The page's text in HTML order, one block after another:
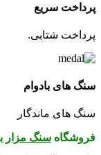
پرداخت سریع
پرداخت شتابی.
سنگ های بادوام
سنگ های ماندگار
فروشگاه سنگ مزار